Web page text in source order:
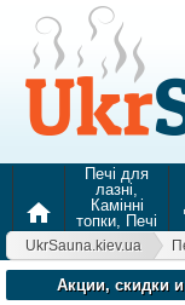
home
Печі для
лазні,
Камінні
топки, Печі
для
опалення
UkrSauna.kiev.ua
Акции, скидки